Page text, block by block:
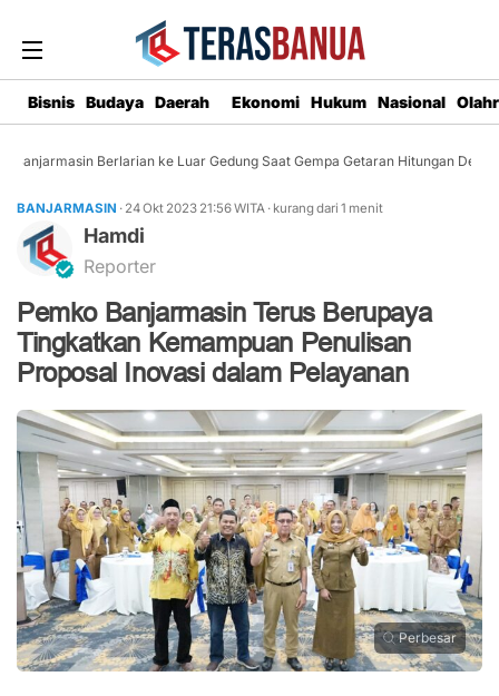
Bisnis Budaya Daerah Ekonomi Hukum Nasional
Banjarmasin Berlarian ke Luar Gedung Saat Gempa Getaran Hitungan Detik
BANJARMASIN · 24 Okt 2023 21:56WITA · kurang dari 1 menit
Hamdi
Reporter
Pemko Banjarmasin Terus Berupaya
Tingkatkan Kemampuan Penulisan
Proposal Inovasi dalam Pelayanan
Perbesar